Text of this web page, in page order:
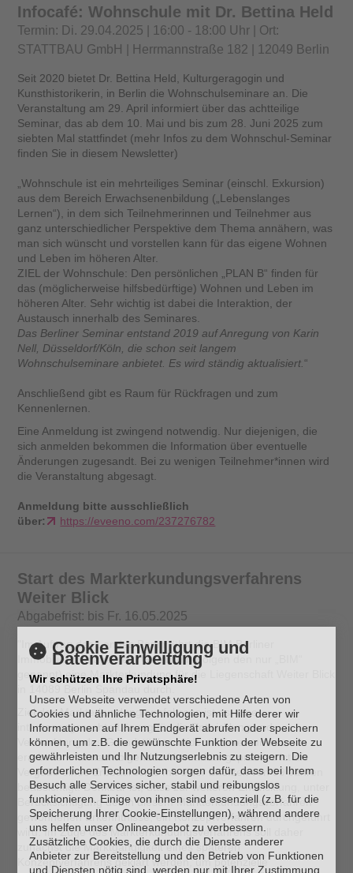
Infocafé: Wohnschule mit Dr. Bettina Held
Termin: Di. 29.04.2025 | 16:00 - 18:00 Uhr | Ort:
STATTBAU GmbH | Herrmannstraße 182 | 12049 Berlin
Seit 2020 bietet Dr. Bettina Held, Kulturgeragogin und
Kunsthistorikerin, in Berlin die Wohnschulseminare an. Die
Veranstaltung am 29. April informiert über das achtteilige
Seminar, das ab dem 10. Mai und bis zum 28. Juni 2025 zum
siebten Mal stattfindet (mehr Infos zu dem Wohnschul-Seminar
finden Sie in diesem Newsletter)
„Wohnschule ist ein mehrteiliges Seminar (einschl. Exkursion)
aus dem Bereich Erwachsenenbildung („Lebenslanges
Lernen“), in dem sich Teilnehmerinnen und Teilnehmer aus
ganz unterschiedlicher Perspektive dem Thema annähern, was
man sich wünscht und vorstellen kann für das eigene Wohnen
und Leben im höheren Alter.
ZIEL der Wohnschule: Den persönlichen „PLAN B“ finden für
das (möglicherweise hilfsbedürftige) Wohnen und Leben im
höheren Alter. Sehr wichtig ist dabei die Interaktion, der
Austausch innerhalb des Seminares.
Das Berliner Seminar entstand 2019 auf Anregung von Karin
Nell, Düsseldorf/Köln, die schon seit langem
Wohnschulseminare anbietet. Es wird ständig aktualisiert. “
Anschließend gibt es Raum für Rückfragen und zum
Kennenlernen.
Eine Anmeldung ist zwingend notwendig. Nur diejenigen, die
sich anmelden bekommen die Information über eventuelle
Änderungen zugesandt. Bei zu wenigen Teilnehmer*innen wird
die Veranstaltung abgesagt.
Anmeldung bitte ausschließlich
über:
https://eveeno.com/237276782
Start des Markterkundungsverfahrens
Weiter Blick
Abgabefrist: bis Fr. 16.05.2025
"Im Auftrag des Landes Berlin führt die BIM Berliner
Immobilienmanagement GmbH (im Folgen den nur „BIM“
genannt) eine Markterkundung für die Liegenschaft Weiter Blick
in 14089 Berlin Spandau durch.
Ziel des Markterkundungsverfahrens ist es, eine
interessengerechte Lösung für die Entwicklung und
Vermarktung des Grundstücks zu identifizieren und zu
erarbeiten. Im nachfolgenden Vermarktungsprozess ist die
Vergabe eines Erbbaurechts mit einer Laufzeit von 99 Jahren
beabsichtigt. Denkbar ist, dass zur weiteren Entwicklung, unter
Berücksichtigung der in diesem Markterkundungsverfahren
gewonnenen Erkenntnisse, ein Konzeptverfahren durchgeführt
wird. Im Zuge des Markterkundungsverfahrens soll daher
zunächst die Marktgängigkeit eines späteren
Konzeptverfahrens geklärt werden, um potenzielle
Cookie Einwilligung und
Datenverarbeitung
Wir schützen Ihre Privatsphäre!
Unsere Webseite verwendet verschiedene Arten von
Cookies und ähnliche Technologien, mit Hilfe derer wir
Informationen auf Ihrem Endgerät abrufen oder speichern
können, um z.B. die gewünschte Funktion der Webseite zu
gewährleisten und Ihr Nutzungserlebnis zu steigern. Die
erforderlichen Technologien sorgen dafür, dass bei Ihrem
Besuch alle Services sicher, stabil und reibungslos
funktionieren. Einige von ihnen sind essenziell (z.B. für die
Speicherung Ihrer Cookie-Einstellungen), während andere
uns helfen unser Onlineangebot zu verbessern.
Zusätzliche Cookies, die durch die Dienste anderer
Anbieter zur Bereitstellung und den Betrieb von Funktionen
und Diensten nötig sind, werden nur mit Ihrer Zustimmung